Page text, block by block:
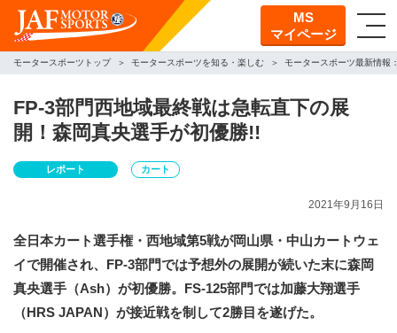
MS
マイページ
モータースポーツトップ モータースポーツを知る・楽しむ モータースポーツ最新情報
FP-3部門西地域最終戦は急転直下の展
開！森岡真央選手が初優勝!!
レポート カート
2021年9月16日
全日本カート選手権・西地域第5戦が岡山県・中山カートウェ
イで開催され、FP-3部門では予想外の展開が続いた末に森岡
真央選手（Ash）が初優勝。FS-125部門では加藤大翔選手
（HRS JAPAN）が接近戦を制して2勝目を遂げた。